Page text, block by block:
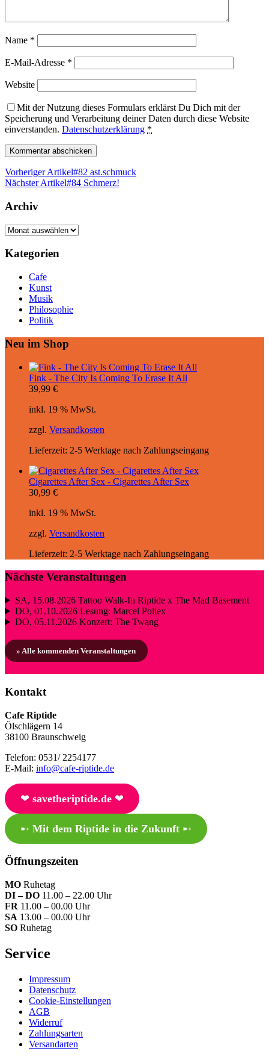
Name *
E-Mail-Adresse *
Website
Mit der Nutzung dieses Formulars erklärst Du Dich mit der
Speicherung und Verarbeitung deiner Daten durch diese Website
einverstanden. Datenschutzerklärung *
Vorheriger Artikel#82 ast.schmuck
Nächster Artikel#84 Schmerz!
Archiv
Archiv
Kategorien
Cafe
Kunst
Musik
Philosophie
Politik
Neu im Shop
Fink - The City Is Coming To Erase It All
39,99 €
inkl. 19 % MwSt.
zzgl. Versandkosten
Lieferzeit: 2-5 Werktage nach Zahlungseingang
Cigarettes After Sex - Cigarettes After Sex
30,99 €
inkl. 19 % MwSt.
zzgl. Versandkosten
Lieferzeit: 2-5 Werktage nach Zahlungseingang
Nächste Veranstaltungen
SA, 15.08.2026Tattoo Walk-In Riptide x The Mad Basement
DO, 01.10.2026Lesung: Marcel Pollex
DO, 05.11.2026Konzert: The Twang
» Alle kommenden Veranstaltungen
Kontakt
Cafe Riptide
Ölschlägern 14
38100 Braunschweig
Telefon: 0531/ 2254177
E-Mail: info@cafe-riptide.de
❤︎ savetheriptide.de❤︎
➸ Mit dem Riptide in die Zukunft➸
Öffnungszeiten
MO Ruhetag
DI – DO 11.00 – 22.00 Uhr
FR 11.00 – 00.00 Uhr
SA 13.00 – 00.00 Uhr
SO Ruhetag
Service
Impressum
Datenschutz
Cookie-Einstellungen
AGB
Widerruf
Zahlungsarten
Versandarten